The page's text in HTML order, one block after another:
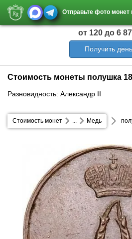
Отправьте фото монет
от 120 до 6
Получить
Стоимость монеты полушка
Разновидность: Александр II
Стоимость монет Медь
...